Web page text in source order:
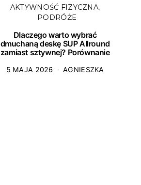
AKTYWNOŚĆ FIZYCZNA
PODRÓŻE
Dlaczego warto wybrać
dmuchaną deskę SUP Allround
zamiast sztywnej? Porównanie
5 MAJA 2026 AGNIESZKA